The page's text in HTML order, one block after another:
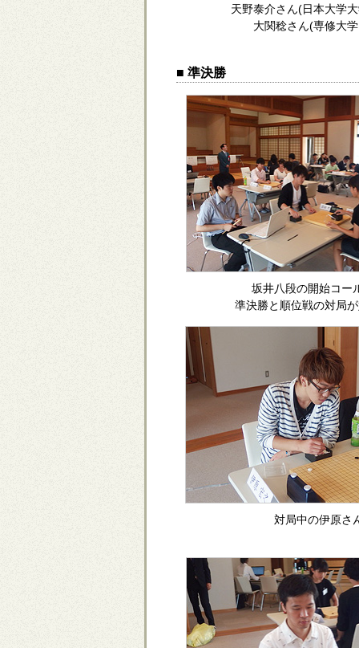
天野泰介さん(日本大学
大関稔さん(専修大
■ 準決勝
坂井八段の開始コー
準決勝と順位戦の対局
対局中の伊原さ